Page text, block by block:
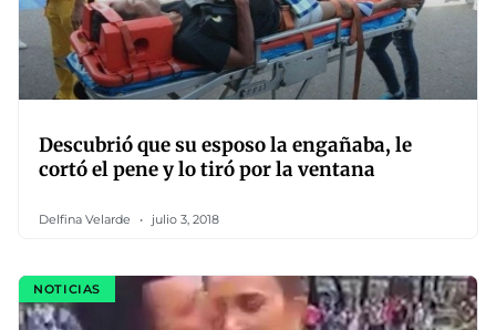
Descubrió que su esposo la engañaba, le
cortó el pene y lo tiró por la ventana
Delfina Velarde julio 3, 2018
NOTICIAS